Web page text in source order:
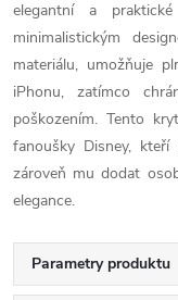
elegantní a
minimalistickým
materiálu, umožňuje
iPhonu, zatímco
poškozením. Tento
fanoušky Disney,
zároveň mu dodat
elegance.
Parametry produktu